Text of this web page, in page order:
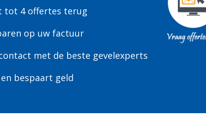
tot 4 offertes terug
op uw factuur
met de beste gevelexperts
bespaart geld